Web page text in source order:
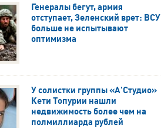
Генералы бегут, армия
отступает, Зеленский врет: ВСУ
больше не испытывают
оптимизма
У солистки группы «А'Студио»
Кети Топурии нашли
недвижимость более чем на
полмиллиарда рублей